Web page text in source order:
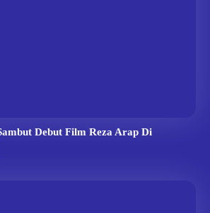
Debut Film Reza Arap Di